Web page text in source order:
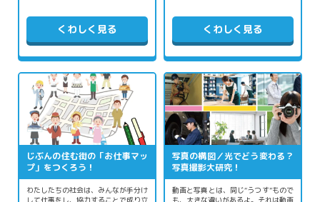
くわしく見る くわしく見る
じぶんの住む街の「お仕事マッ
プ」をつくろう！
わたしたちの社会は、みんなが手分け
して仕事をし、協力することで成り立
写真の構図／光でどう変わる？
写真撮影大研究！
動画と写真とは、同じ“うつす”もので
も、大きな違いがあるよ。それは動画